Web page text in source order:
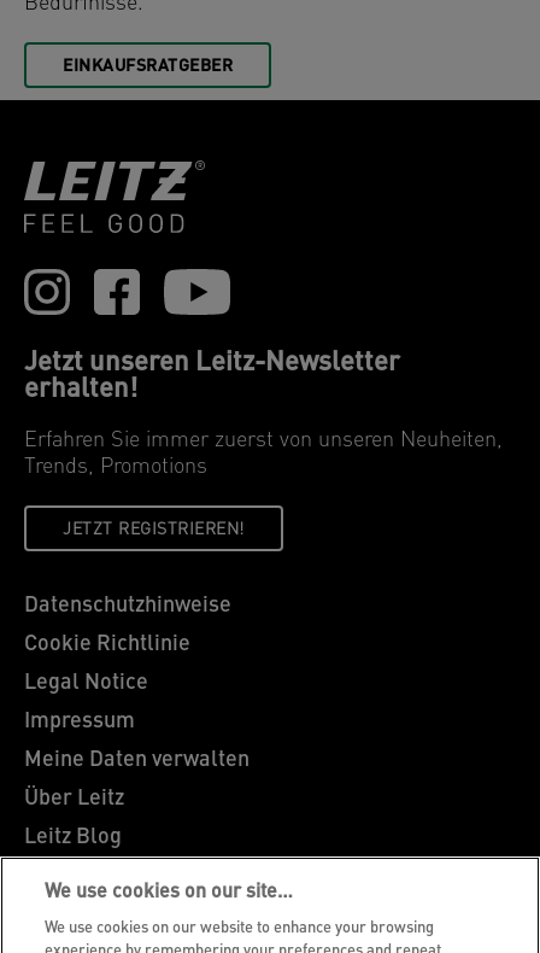
EINKAUFSRATGEBER
Jetzt unseren Leitz-Newsletter
erhalten!
Erfahren Sie immer zuerst von unseren Neuheiten,
Trends, Promotions
JETZT REGISTRIEREN!
Datenschutzhinweise
Cookie Richtlinie
Legal Notice
Impressum
Meine Daten verwalten
Über Leitz
Leitz Blog
Karriere
Leitz EasyPrint
We use cookies on our site…
We use cookies on our website to enhance your browsing